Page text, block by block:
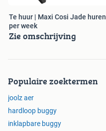
Te huur | Maxi Cosi Jade huren
per week
Zie omschrijving
Populaire zoektermen
joolz aer
hardloop buggy
inklapbare buggy